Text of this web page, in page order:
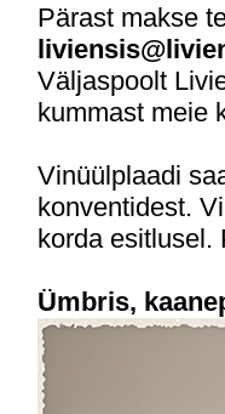
Pärast makse
Väljaspoolt
kummast meie
Vinüülplaadi
konventidest.
korda esitlusel.
Ümbris,